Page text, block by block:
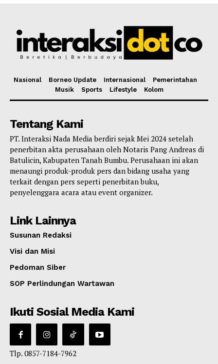
Nasional Borneo Update Internasional
Pemerintahan
Musik
Sports Lifestyle Kolom
Tentang Kami
PT. Interaksi Nada Media berdiri sejak Mei 2024 setelah
penerbitan akta perusahaan oleh Notaris Pang Andreas di
Batulicin, Kabupaten Tanah Bumbu. Perusahaan ini akan
menaungi produk-produk pers dan bidang usaha yang
terkait dengan pers seperti penerbitan buku,
penyelenggara acara atau event organizer.
Link Lainnya
Susunan Redaksi
Visi dan Misi
Pedoman Siber
SOP Perlindungan Wartawan
Ikuti Sosial Media Kami
Tlp. 0857-7184-7962